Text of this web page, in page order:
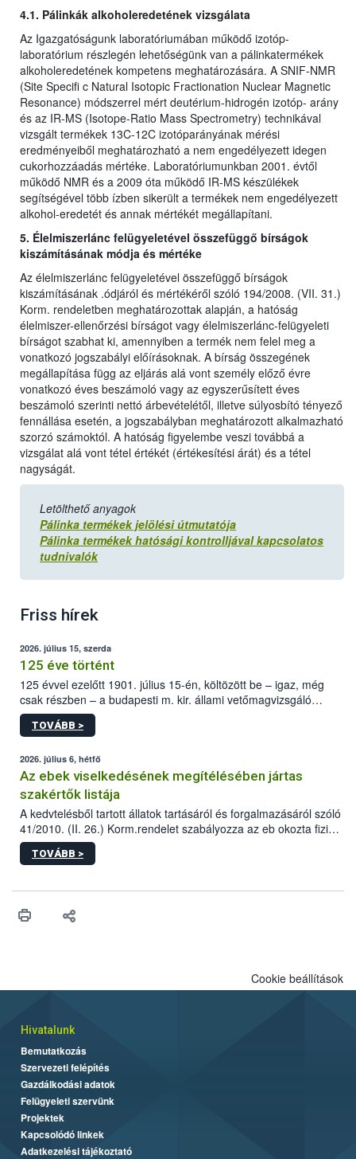
4.1. Pálinkák alkoholeredetének vizsgálata
Az Igazgatóságunk laboratóriumában működő izotóp-
laboratórium részlegén lehetőségünk van a pálinkatermékek
alkoholeredetének kompetens meghatározására. A SNIF-NMR
(Site Specifi c Natural Isotopic Fractionation Nuclear Magnetic
Resonance) módszerrel mért deutérium-hidrogén izotóp- arány
és az IR-MS (Isotope-Ratio Mass Spectrometry) technikával
vizsgált termékek 13C-12C izotóparányának mérési
eredményeiből meghatározható a nem engedélyezett idegen
cukorhozzáadás mértéke. Laboratóriumunkban 2001. évtől
működő NMR és a 2009 óta működő IR-MS készülékek
segítségével több ízben sikerült a termékek nem engedélyezett
alkohol-eredetét és annak mértékét megállapítani.
5. Élelmiszerlánc felügyeletével összefüggő bírságok
kiszámításának módja és mértéke
Az élelmiszerlánc felügyeletével összefüggő bírságok
kiszámításának .ódjáról és mértékéről szóló 194/2008. (VII. 31.)
Korm. rendeletben meghatározottak alapján, a hatóság
élelmiszer-ellenőrzési bírságot vagy élelmiszerlánc-felügyeleti
bírságot szabhat ki, amennyiben a termék nem felel meg a
vonatkozó jogszabályi előírásoknak. A bírság összegének
megállapítása függ az eljárás alá vont személy előző évre
vonatkozó éves beszámoló vagy az egyszerűsített éves
beszámoló szerinti nettó árbevételétől, illetve súlyosbító tényező
fennállása esetén, a jogszabályban meghatározott alkalmazható
szorzó számoktól. A hatóság figyelembe veszi továbbá a
vizsgálat alá vont tétel értékét (értékesítési árát) és a tétel
nagyságát.
Letölthető anyagok
Pálinka termékek jelölési útmutatója
Pálinka termékek hatósági kontrolljával kapcsolatos
tudnivalók
Friss hírek
2026. július 15, szerda
125 éve történt
125 évvel ezelőtt 1901. július 15-én, költözött be – igaz, még
csak részben – a budapesti m. kir. állami vetőmagvizsgáló
állomás a Kis Rókus utca 15. szám alatti, Czigler Győző által
tervezett új épületébe.
TOVÁBB >
2026. július 6, hétfő
Az ebek viselkedésének megítélésében jártas
szakértők listája
A kedvtelésből tartott állatok tartásáról és forgalmazásáról szóló
41/2010. (II. 26.) Korm.rendelet szabályozza az eb okozta fizikai
sérülés, illetve ennek veszélye keletkezésekor felmerülő
hatósági feladatokat, valamint a veszélyes eb tartását és annak
vonni az ebek viselkedésének megítélésében jártas szakértőt.
TOVÁBB >
Cookie beállítások
Hivatalunk
Bemutatkozás
Szervezeti felépítés
Gazdálkodási adatok
Felügyeleti szervünk
Projektek
Kapcsolódó linkek
Adatkezelési tájékoztató